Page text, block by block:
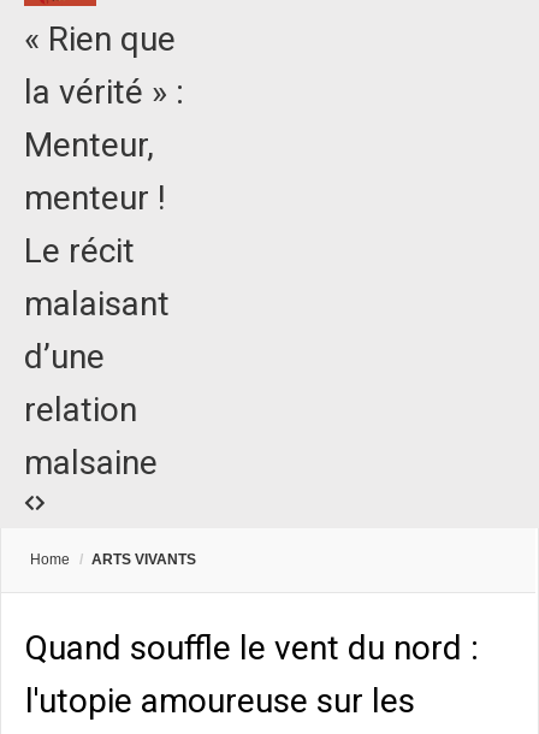
« Rien que
la vérité » :
Menteur,
menteur !
Le récit
malaisant
d’une
relation
malsaine
Home / ARTS VIVANTS
Quand souffle le vent du nord :
l'utopie amoureuse sur les